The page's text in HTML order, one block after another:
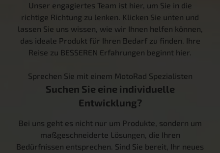
Unser engagiertes Team ist hier, um Sie in die
richtige Richtung zu lenken. Klicken Sie unten und
lassen Sie uns wissen, wie wir Ihnen helfen können,
das ideale Produkt für Ihren Bedarf zu finden. Ihre
Reise zu BESSEREN Erfahrungen beginnt hier.
Sprechen Sie mit einem MotoRad Spezialisten
Suchen Sie eine individuelle
Entwicklung?
Bei uns geht es nicht nur um Produkte, sondern um
maßgeschneiderte Lösungen, die Ihren
Bedürfnissen entsprechen. Sind Sie bereit, Ihr neues